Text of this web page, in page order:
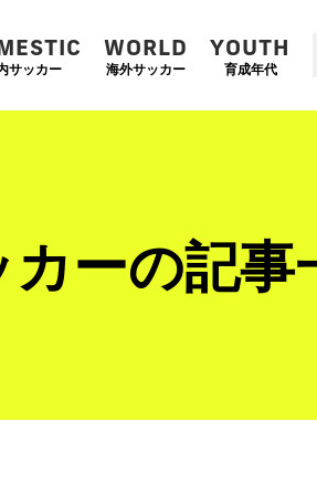
サッカー
WORLD
海外サッカー
YOUTH
育成年代
ーの記事